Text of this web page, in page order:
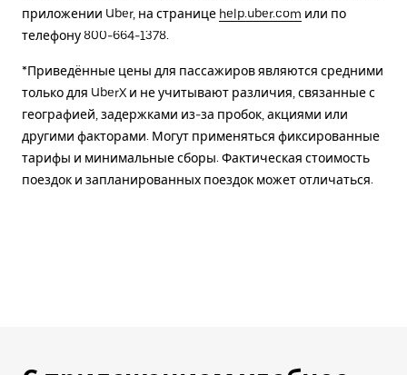
приложении Uber, на странице help.uber.com или по
телефону 800-664-1378.
*Приведённые цены для пассажиров являются средними
только для UberX и не учитывают различия, связанные с
географией, задержками из-за пробок, акциями или
другими факторами. Могут применяться фиксированные
тарифы и минимальные сборы. Фактическая стоимость
поездок и запланированных поездок может отличаться.